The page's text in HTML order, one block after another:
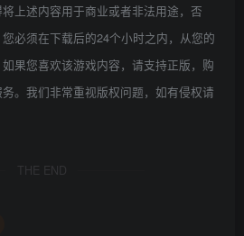
上述内容用于商业或者非法用途，否
必须在下载后的24个小时之内，从您的
果您喜欢该游戏内容，请支持正版，购
。我们非常重视版权问题，如有侵权请
THE END